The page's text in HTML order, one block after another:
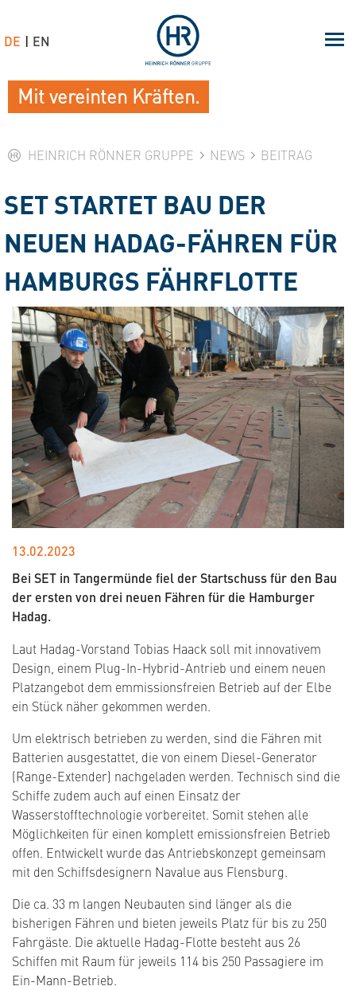
HEINRICH RÖNNER GRUPPE NEWS BEITRAG
SET STARTET BAU DER
NEUEN HADAG-FÄHREN FÜR
HAMBURGS FÄHRFLOTTE
13.02.2023
Bei SET in Tangermünde fiel der Startschuss für den Bau
der ersten von drei neuen Fähren für die Hamburger
Hadag.
Laut Hadag-Vorstand Tobias Haack soll mit innovativem
Design, einem Plug-In-Hybrid-Antrieb und einem neuen
Platzangebot dem emmissionsfreien Betrieb auf der Elbe
ein Stück näher gekommen werden.
Um elektrisch betrieben zu werden, sind die Fähren mit
Batterien ausgestattet, die von einem Diesel-Generator
(Range-Extender) nachgeladen werden. Technisch sind die
Schiffe zudem auch auf einen Einsatz der
Wasserstofftechnologie vorbereitet. Somit stehen alle
Möglichkeiten für einen komplett emissionsfreien Betrieb
offen. Entwickelt wurde das Antriebskonzept gemeinsam
mit den Schiffsdesignern Navalue aus Flensburg.
Die ca. 33 m langen Neubauten sind länger als die
bisherigen Fähren und bieten jeweils Platz für bis zu 250
Fahrgäste. Die aktuelle Hadag-Flotte besteht aus 26
Schiffen mit Raum für jeweils 114 bis 250 Passagiere im
Ein-Mann-Betrieb.
Mit vereinten Kräften.
DE EN